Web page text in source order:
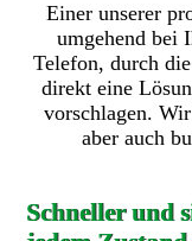
Einer unserer
umgehend bei
Telefon, durch
direkt eine
vorschlagen.
aber auch
Schneller und